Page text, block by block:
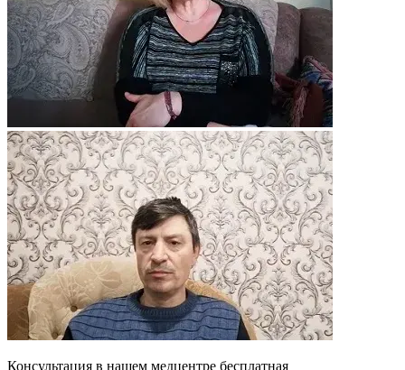
Консультация в нашем медцентре бесплатная